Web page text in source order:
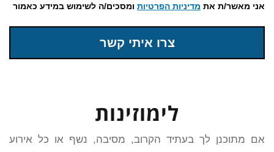
אני מאשר/ת את מדיניות הפרטיות ומסכים/ה לשימוש במידע כאמור
צרו איתי קשר
לימוזינות
אם מתוכנן לך בעתיד הקרוב, מסיבה, נשף או כל אירוע